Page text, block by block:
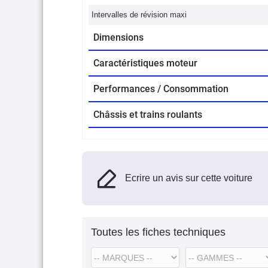
Intervalles de révision maxi
Dimensions
Caractéristiques moteur
Performances / Consommation
Châssis et trains roulants
Ecrire un avis sur cette voiture
Toutes les fiches techniques